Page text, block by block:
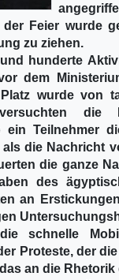
Feier wurde
zu ziehen.
hunderte
dem
wurde von
die
ein Teilnehmer
die Nachricht
die ganze
des
an
schnelle
Proteste, der
an die